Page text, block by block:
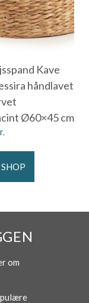
Kave
håndlavet
Ø60×45 cm
om